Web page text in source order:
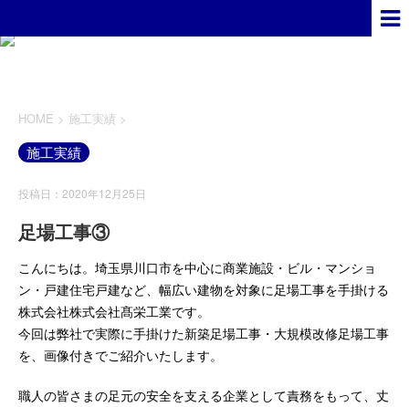
HOME > 施工実績 >
施工実績
投稿日：2020年12月25日
足場工事③
こんにちは。埼玉県川口市を中心に商業施設・ビル・マンショ
ン・戸建住宅戸建など、幅広い建物を対象に足場工事を手掛ける
株式会社株式会社髙栄工業です。
今回は弊社で実際に手掛けた新築足場工事・大規模改修足場工事
を、画像付きでご紹介いたします。
職人の皆さまの足元の安全を支える企業として責務をもって、丈